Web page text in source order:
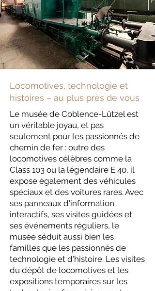
Locomotives, technologie et
histoires – au plus près de vous
Le musée de Coblence-Lützel est
un véritable joyau, et pas
seulement pour les passionnés de
chemin de fer : outre des
locomotives célèbres comme la
Class 103 ou la légendaire E 40, il
expose également des véhicules
spéciaux et des voitures rares. Avec
ses panneaux d'information
interactifs, ses visites guidées et
ses événements réguliers, le
musée séduit aussi bien les
familles que les passionnés de
technologie et d'histoire. Les visites
du dépôt de locomotives et les
expositions temporaires sur les